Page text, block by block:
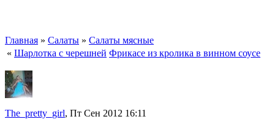
Главная » Салаты » Салаты мясные
« Шарлотка с черешней Фрикасе из кролика в винном соусе
The_pretty_girl, Пт Сен 2012 16:11